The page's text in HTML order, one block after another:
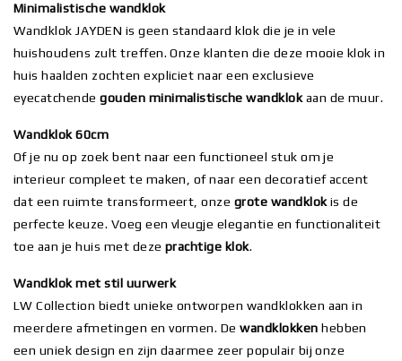
Minimalistische wandklok
Wandklok JAYDEN is geen standaard klok die je in vele
huishoudens zult treffen. Onze klanten die deze mooie klok in
huis haalden zochten expliciet naar een exclusieve
eyecatchendegouden minimalistische wandklokaan de muur.
Wandklok 60cm
Of je nu op zoek bent naar een functioneel stuk om je
interieur compleet te maken, of naar een decoratief accent
dat een ruimte transformeert, onze grote wandklokis de
perfecte keuze. Voeg een vleugje elegantie en functionaliteit
toe aan je huis met deze prachtige klok.
Wandklok met stil uurwerk
LW Collection biedt unieke ontworpen wandklokken aan in
meerdere afmetingen en vormen. Dewandklokkenhebben
een uniek design en zijn daarmee zeer populair bij onze